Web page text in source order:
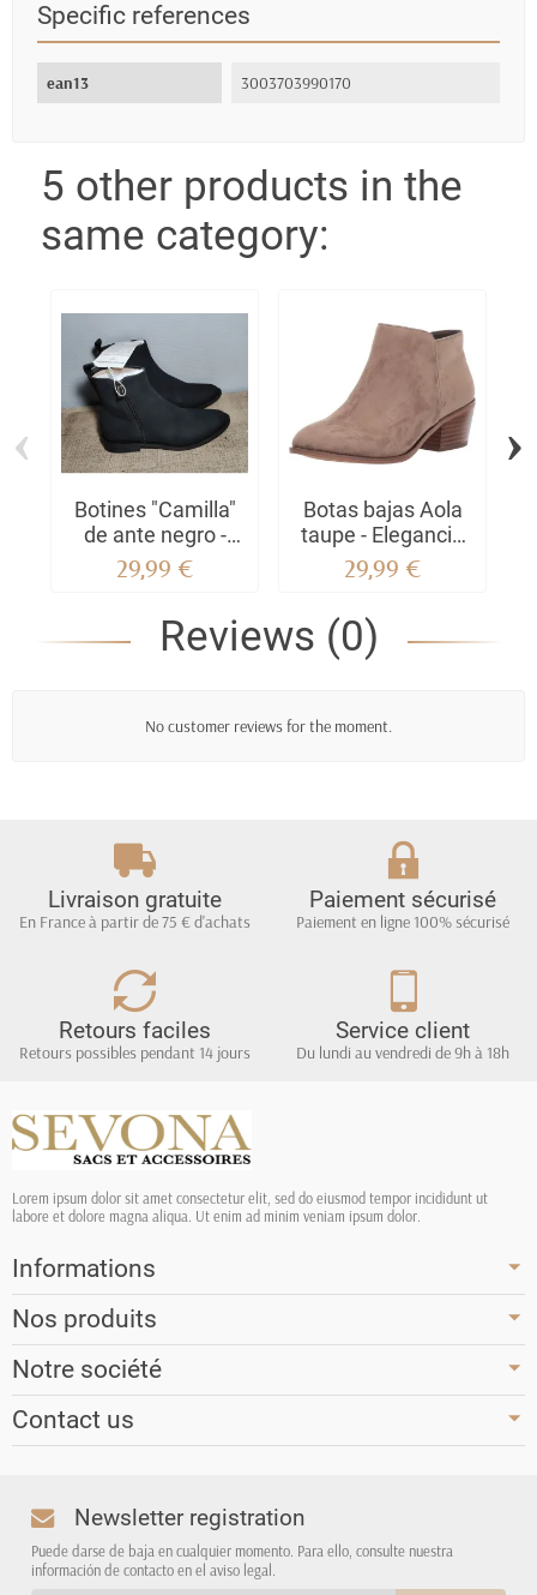
Specific references
ean13 3003703990170
5 other products in the
same category:
Botines "Camilla"
de ante negro -
Estilo urbano con
un toque chic
29,99 €
Botas bajas Aola
taupe - Elegancia
natural y
comodidad
29,99 €
‹ ›
Reviews (0)
No customer reviews for the moment.
Livraison gratuite
En France à partir de 75 € d'achats
Paiement sécurisé
Paiement en ligne 100% sécurisé
Retours faciles
Retours possibles pendant 14 jours
Service client
Du lundi au vendredi de 9h à 18h
Lorem ipsum dolor sit amet consectetur elit, sed do eiusmod tempor incididunt ut
labore et dolore magna aliqua. Ut enim ad minim veniam ipsum dolor.
Informations
Nos produits
Notre société
Contact us
Newsletter registration
Puede darse de baja en cualquier momento. Para ello, consulte nuestra
información de contacto en el aviso legal.